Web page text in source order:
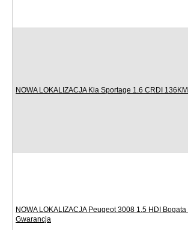
NOWA LOKALIZACJA Kia Sportage 1.6 CRDI
NOWA LOKALIZACJA Peugeot 3008 1.5 HDI
Gwarancja